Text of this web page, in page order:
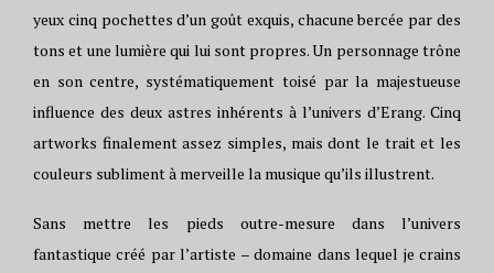
yeux cinq pochettes d’un goût exquis, chacune bercée par des
tons et une lumière qui lui sont propres. Un personnage trône
en son centre, systématiquement toisé par la majestueuse
influence des deux astres inhérents à l’univers d’Erang. Cinq
artworks finalement assez simples, mais dont le trait et les
couleurs subliment à merveille la musique qu’ils illustrent.
Sans mettre les pieds outre-mesure dans l’univers
fantastique créé par l’artiste – domaine dans lequel je crains